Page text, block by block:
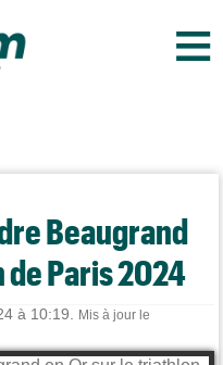
≡
Beaugrand
Paris 2024
à 10:19.
Mis à jour le